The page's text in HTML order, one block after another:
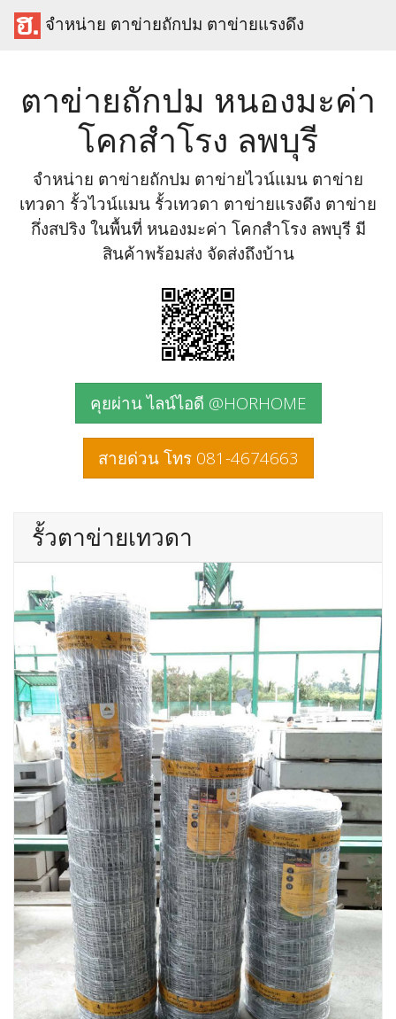
จำหน่าย ตาข่ายถักปม ตาข่ายแรงดึง
ตาข่ายถักปม หนองมะค่า
โคกสำโรง ลพบุรี
จำหน่าย ตาข่ายถักปม ตาข่ายไวน์แมน ตาข่าย
เทวดา รั้วไวน์แมน รั้วเทวดา ตาข่ายแรงดึง ตาข่าย
กึ่งสปริง ในพื้นที่ หนองมะค่า โคกสำโรง ลพบุรี มี
สินค้าพร้อมส่ง จัดส่งถึงบ้าน
คุยผ่าน ไลน์ไอดี @HORHOME
สายด่วน โทร 081-4674663
รั้วตาข่ายเทวดา